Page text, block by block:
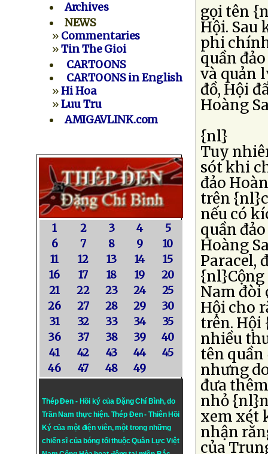
Archives
NEWS
» Commentaries
»Tin The Gioi
CARTOONS
CARTOONS in English
»Hi Hoa
»Luu Tru
AMIGAVLINK.com
1 2 3 4
5
6
7 8 9
10
11
12 13 14
15
16
17 18 19
20
21
22 23 24
25
26
27 28 29
30
31
32 33 34
35
36
37 38 39
40
41
42 43 44
45
46
47 48 49
Thép Đen - Hồi ký của Đặng Chí Bình, do
Trần Nam thực hiện. Thép Đen- Thiên Hồi
Ký của một điện viên, một trong những
chiến sĩ của bóng tối thuộc Quân Lực Việt
gọi tên
Hội.
phi
quần
và quản
đồ, Hội
Hoàng
{nl}
Tuy
sót khi
đảo
trên
nếu có
quần
Hoàng
Paracel,
{nl}Cộng
Nam đòi
Hội cho
trên. Hội
nhiều
tên quần
nhưng
đưa
nhỏ
xem xét
nhận
của